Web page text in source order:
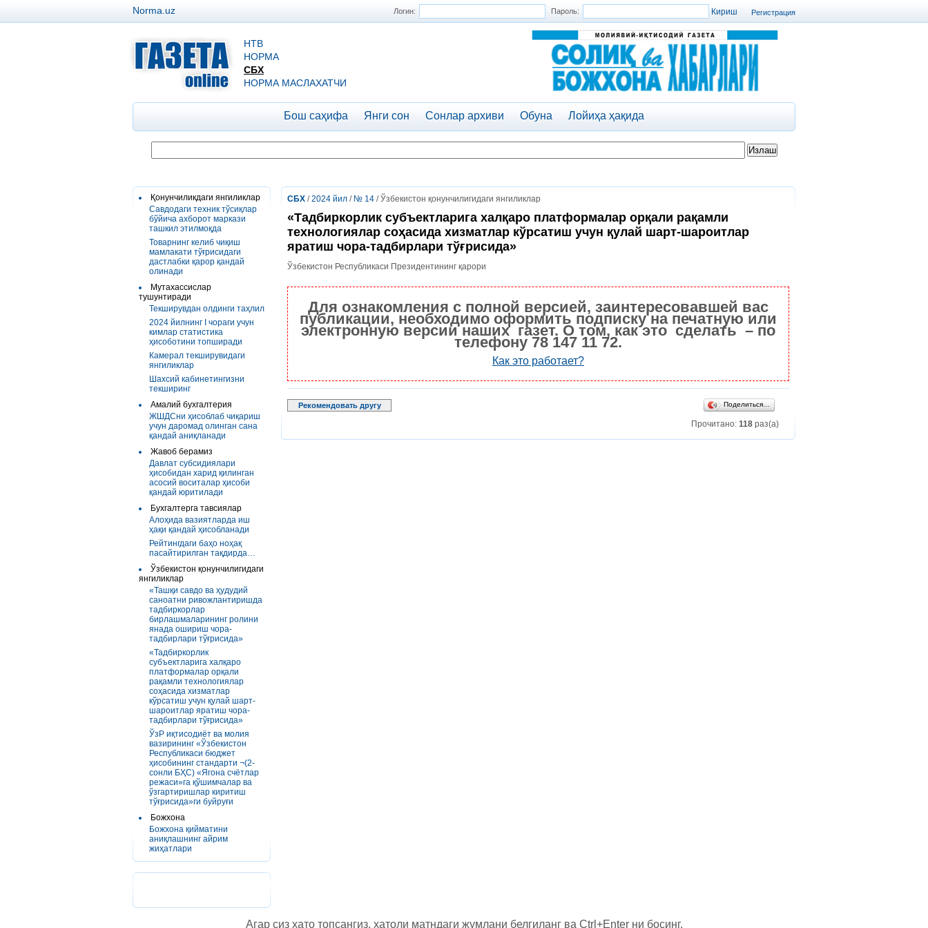
Регистрация
Логин: Пароль:
Norma.uz
НТВ
НОРМА
СБХ
НОРМА МАСЛАХАТЧИ
Бош саҳифа Янги сон Сонлар архиви Обуна Лойиҳа ҳақида
Қонунчиликдаги янгиликлар
Савдодаги техник тўсиқлар
бўйича ахборот маркази
ташкил этилмоқда
Товарнинг келиб чиқиш
мамлакати тўғрисидаги
дастлабки қарор қандай
олинади
Мутахассислар
тушунтиради
Текширувдан олдинги таҳлил
2024 йилнинг I чораги учун
кимлар статистика
ҳисоботини топширади
Камерал текширувидаги
янгиликлар
Шахсий кабинетингизни
текширинг
Амалий бухгалтерия
ЖШДСни ҳисоблаб чиқариш
учун даромад олинган сана
қандай аниқланади
Жавоб берамиз
Давлат субсидиялари
ҳисобидан харид қилинган
асосий воситалар ҳисоби
қандай юритилади
Бухгалтерга тавсиялар
Алоҳида вазиятларда иш
ҳақи қандай ҳисобланади
Рейтингдаги баҳо ноҳақ
пасайтирилган тақдирда…
Ўзбекистон қонунчилигидаги
янгиликлар
«Ташқи савдо ва ҳудудий
саноатни ривожлантиришда
тадбиркорлар
бирлашмаларининг ролини
янада ошириш чора-
тадбирлари тўғрисида»
«Тадбиркорлик
субъектларига халқаро
платформалар орқали
рақамли технологиялар
соҳасида хизматлар
кўрсатиш учун қулай шарт-
шароитлар яратиш чора-
тадбирлари тўғрисида»
ЎзР иқтисодиёт ва молия
вазирининг «Ўзбекистон
Республикаси бюджет
ҳисобининг стандарти ¬(2-
сонли БҲС) «Ягона счётлар
режаси»га қўшимчалар ва
ўзгартиришлар киритиш
тўғрисида»ги буйруғи
Божхона
Божхона қийматини
аниқлашнинг айрим
жиҳатлари
СБХ /2024 йил / № 14 / Ўзбекистон қонунчилигидаги янгиликлар
«Тадбиркорлик субъектларига халқаро платформалар орқали рақамли
технологиялар соҳасида хизматлар кўрсатиш учун қулай шарт-шароитлар
яратиш чора-тадбирлари тўғрисида»
Ўзбекистон Республикаси Президентининг қарори
Для ознакомления с полной версией, заинтересовавшей вас
публикации, необходимо оформить подписку на печатную или
электронную версии наших газет. О том, как это сделать – по
телефону 78 147 11 72.
Как это работает?
Рекомендовать другу Поделиться…
Прочитано: 118 раз(а)
Агар сиз хато топсангиз, хатоли матндаги жумлани белгиланг ва Ctrl+Enter ни босинг.